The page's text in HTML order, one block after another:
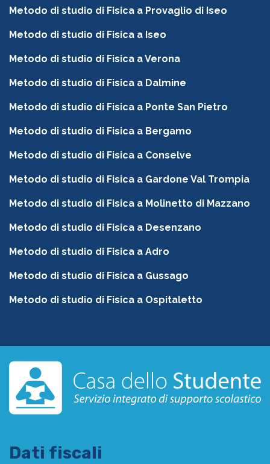
Metodo di studio di Fisica a Provaglio di Iseo
Metodo di studio di Fisica a Iseo
Metodo di studio di Fisica a Verona
Metodo di studio di Fisica a Dalmine
Metodo di studio di Fisica a Ponte San Pietro
Metodo di studio di Fisica a Bergamo
Metodo di studio di Fisica a Conselve
Metodo di studio di Fisica a Gardone Val Trompia
Metodo di studio di Fisica a Molinetto di Mazzano
Metodo di studio di Fisica a Desenzano
Metodo di studio di Fisica a Adro
Metodo di studio di Fisica a Gussago
Metodo di studio di Fisica a Ospitaletto
Dati fiscali